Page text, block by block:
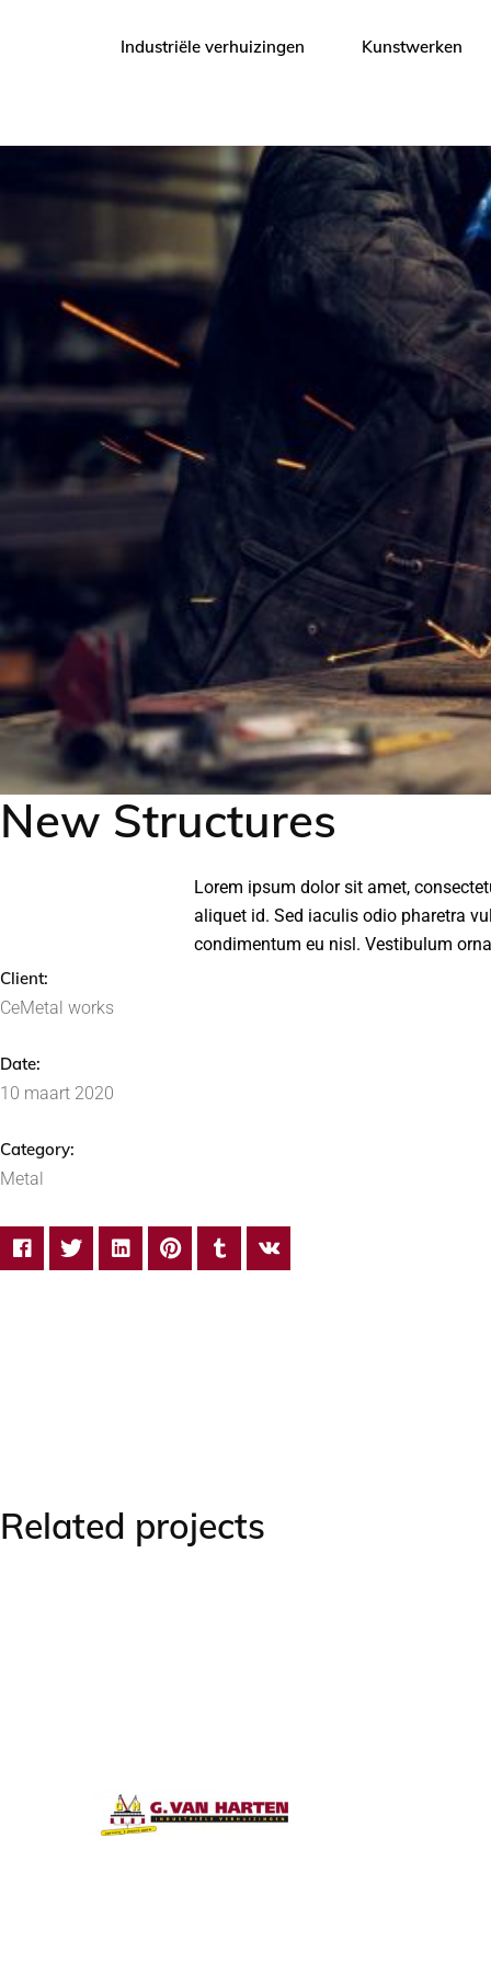
Industriële verhuizingen
Vijzelen en sleeën
Hijswerkzaamheden
Heavy lifting
Transport
Kunstwerken
New Structures
Lorem ipsum dolor sit amet,
aliquet id. Sed iaculis odio pharetra
condimentum eu nisl. Vestibulum
Client:
CeMetal works
Date:
10 maart 2020
Category:
Metal
Related projects